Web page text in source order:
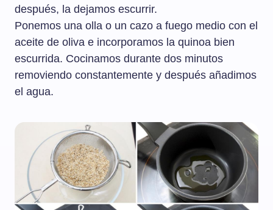
después, la dejamos escurrir.
Ponemos una olla o un cazo a fuego medio con el
aceite de oliva e incorporamos la quinoa bien
escurrida. Cocinamos durante dos minutos
removiendo constantemente y después añadimos
el agua.